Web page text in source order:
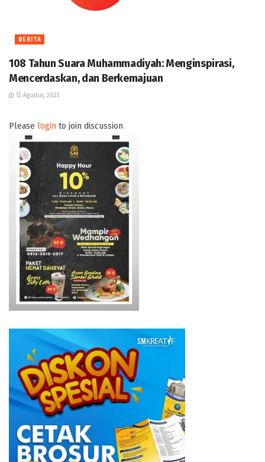
BERITA
108 Tahun Suara Muhammadiyah: Menginspirasi,
Mencerdaskan, dan Berkemajuan
12 Agustus, 2023
Please login to join discussion